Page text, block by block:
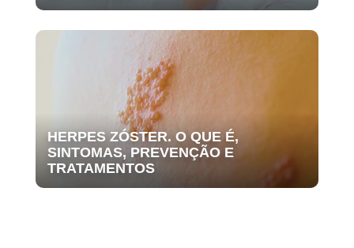
HERPES ZÓSTER. O QUE É,
SINTOMAS, PREVENÇÃO E
TRATAMENTOS